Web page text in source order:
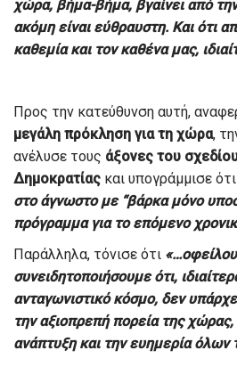
χώρα, βήμα-βήμα, βγαίνει από
ακόμη είναι εύθραυστη. Και ότι
καθεμία και τον καθένα μας,
Προς την κατεύθυνση αυτή,
μεγάλη πρόκληση για τη χώρα,
ανέλυσε τους άξονες του
Δημοκρατίας και υπογράμμισε ότι
στο άγνωστο με “βάρκα μόνο
πρόγραμμα για το επόμενο
Παράλληλα, τόνισε ότι
συνειδητοποιήσουμε ότι,
ανταγωνιστικό κόσμο, δεν
την αξιοπρεπή πορεία της χώρας,
ανάπτυξη και την ευημερία όλων